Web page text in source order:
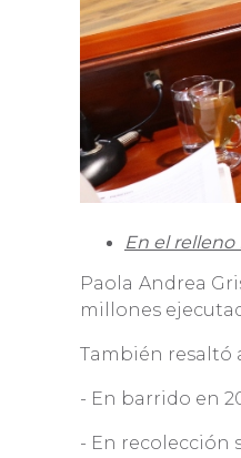
En el relleno
Paola Andrea
millones
También resaltó
- En barrido en
- ⁠En recolección